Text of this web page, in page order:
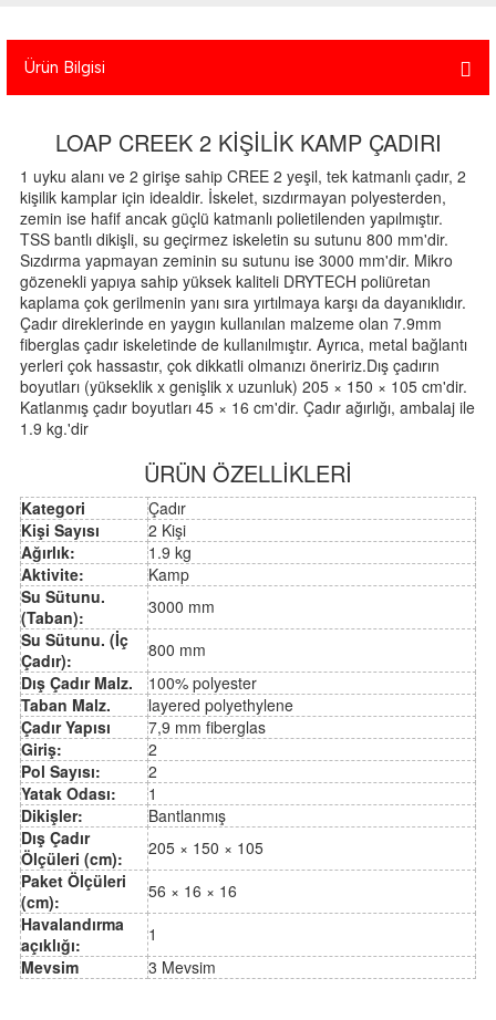
· Ekipman
Malzemeleri
Minder)
Woodland
Ürün Bilgisi
LOAP CREEK 2 KİŞİLİK KAMP ÇADIRI
1 uyku alanı ve 2 girişe sahip CREE 2 yeşil, tek katmanlı çadır, 2
kişilik kamplar için idealdir. İskelet, sızdırmayan polyesterden,
zemin ise hafif ancak güçlü katmanlı polietilenden yapılmıştır.
TSS bantlı dikişli, su geçirmez iskeletin su sutunu 800 mm'dir.
Sızdırma yapmayan zeminin su sutunu ise 3000 mm'dir. Mikro
gözenekli yapıya sahip yüksek kaliteli DRYTECH poliüretan
kaplama çok gerilmenin yanı sıra yırtılmaya karşı da dayanıklıdır.
Çadır direklerinde en yaygın kullanılan malzeme olan 7.9mm
fiberglas çadır iskeletinde de kullanılmıştır. Ayrıca, metal bağlantı
yerleri çok hassastır, çok dikkatli olmanızı öneririz.Dış çadırın
boyutları (yükseklik x genişlik x uzunluk) 205 × 150 × 105 cm'dir.
Katlanmış çadır boyutları 45 × 16 cm'dir. Çadır ağırlığı, ambalaj ile
1.9 kg.'dir
ÜRÜN ÖZELLİKLERİ
Kategori
Çadır
Kişi Sayısı
2 Kişi
Ağırlık:
1.9 kg
Aktivite:
Kamp
Su Sütunu.
(Taban):
3000 mm
Su Sütunu. (İç
Çadır):
800 mm
Dış Çadır Malz.
100% polyester
Taban Malz.
layered polyethylene
Çadır Yapısı
7,9 mm fiberglas
Giriş:
2
Pol Sayısı:
2
Yatak Odası:
1
Dikişler:
Bantlanmış
Dış Çadır
Ölçüleri (cm):
205 × 150 × 105
Paket Ölçüleri
(cm):
56 × 16 × 16
Havalandırma
açıklığı:
1
Mevsim
3 Mevsim